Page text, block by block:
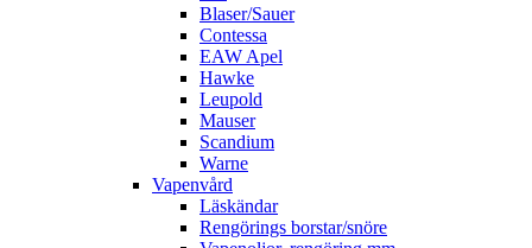
Blaser/Sauer
Contessa
EAW Apel
Hawke
Leupold
Mauser
Scandium
Warne
Vapenvård
Läskändar
Rengörings borstar/snöre